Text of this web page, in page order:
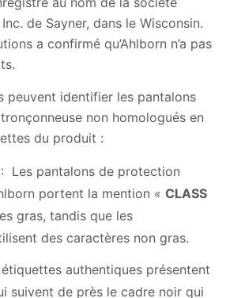
de Sayner, dans le Wisconsin.
a confirmé qu’Ahlborn n’a pas
peuvent identifier les pantalons
non homologués en
du produit :
Les pantalons de protection
portent la mention « CLASS
gras, tandis que les
des caractères non gras.
authentiques présentent
suivent de près le cadre noir qui